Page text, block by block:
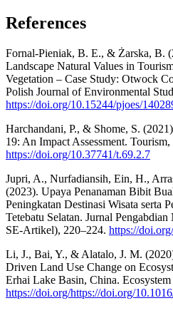
References
Fornal-Pieniak, B. E., & Żarska, B.
Landscape Natural Values in
Vegetation – Case Study: Otwock
Polish Journal of Environmental
https://doi.org/10.15244/pjoes/
Harchandani, P., & Shome, S.
19: An Impact Assessment.
https://doi.org/10.37741/t.69.2.7
Jupri, A., Nurfadiansih, Ein, H.,
(2023). Upaya Penanaman Bibit
Peningkatan Destinasi Wisata serta
Tetebatu Selatan. Jurnal
SE-Artikel), 220–224. https://
Li, J., Bai, Y., & Alatalo, J. M.
Driven Land Use Change on
Erhai Lake Basin, China.
https://doi.org/https://doi.org/